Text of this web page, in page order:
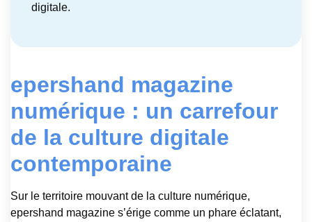
digitale.
epershand magazine
numérique : un carrefour
de la culture digitale
contemporaine
Sur le territoire mouvant de la culture numérique,
epershand magazine s’érige comme un phare éclatant,